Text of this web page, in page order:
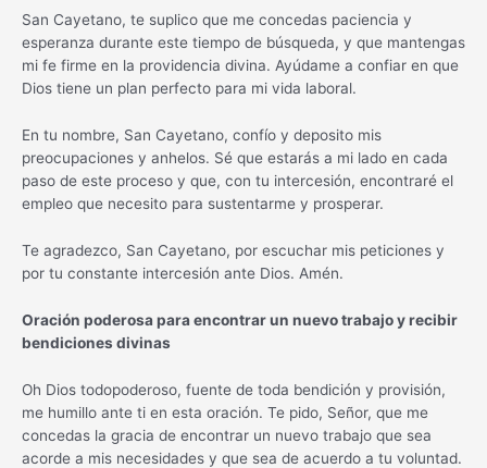
San Cayetano, te suplico que me concedas paciencia y
esperanza durante este tiempo de búsqueda, y que mantengas
mi fe firme en la providencia divina. Ayúdame a confiar en que
Dios tiene un plan perfecto para mi vida laboral.
En tu nombre, San Cayetano, confío y deposito mis
preocupaciones y anhelos. Sé que estarás a mi lado en cada
paso de este proceso y que, con tu intercesión, encontraré el
empleo que necesito para sustentarme y prosperar.
Te agradezco, San Cayetano, por escuchar mis peticiones y
por tu constante intercesión ante Dios. Amén.
Oración poderosa para encontrar un nuevo trabajo y recibir
bendiciones divinas
Oh Dios todopoderoso, fuente de toda bendición y provisión,
me humillo ante ti en esta oración. Te pido, Señor, que me
concedas la gracia de encontrar un nuevo trabajo que sea
acorde a mis necesidades y que sea de acuerdo a tu voluntad.